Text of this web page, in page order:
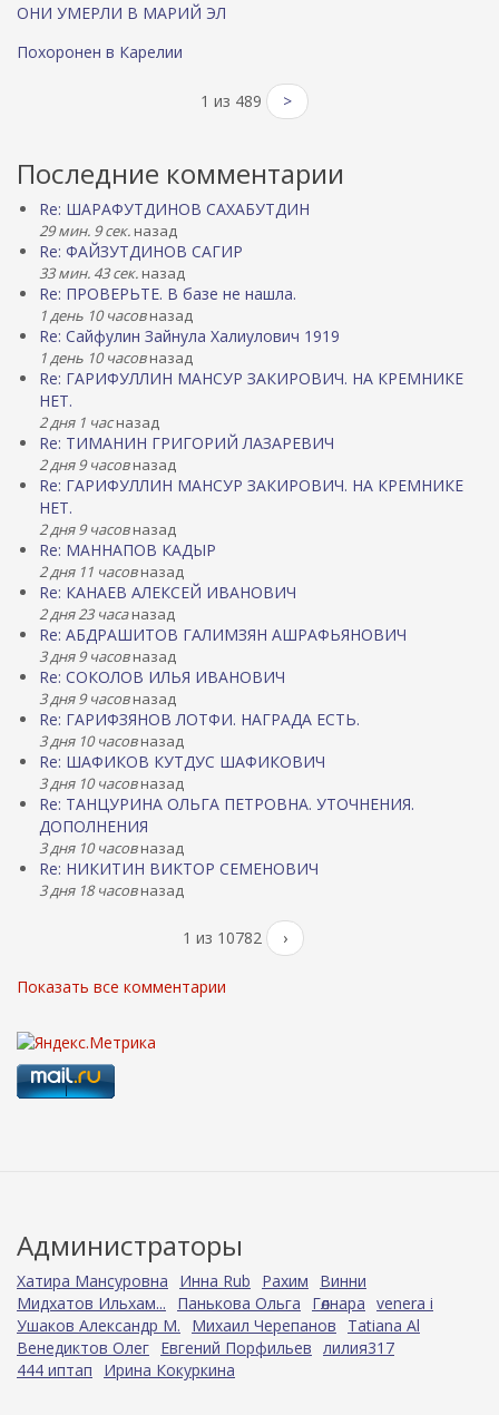
ОНИ УМЕРЛИ В МАРИЙ ЭЛ
Похоронен в Карелии
1 из 489 >
Последние комментарии
Re: ШАРАФУТДИНОВ САХАБУТДИН
29 мин. 9 сек. назад
Re: ФАЙЗУТДИНОВ САГИР
33 мин. 43 сек. назад
Re: ПРОВЕРЬТЕ. В базе не нашла.
1 день 10 часовназад
Re: Сайфулин Зайнула Халиулович 1919
1 день 10 часовназад
Re: ГАРИФУЛЛИН МАНСУР ЗАКИРОВИЧ. НА КРЕМНИКЕ
НЕТ.
2 дня 1 часназад
Re: ТИМАНИН ГРИГОРИЙ ЛАЗАРЕВИЧ
2 дня 9 часовназад
Re: ГАРИФУЛЛИН МАНСУР ЗАКИРОВИЧ. НА КРЕМНИКЕ
НЕТ.
2 дня 9 часовназад
Re: МАННАПОВ КАДЫР
2 дня 11 часовназад
Re: КАНАЕВ АЛЕКСЕЙ ИВАНОВИЧ
2 дня 23 часаназад
Re: АБДРАШИТОВ ГАЛИМЗЯН АШРАФЬЯНОВИЧ
3 дня 9 часовназад
Re: СОКОЛОВ ИЛЬЯ ИВАНОВИЧ
3 дня 9 часовназад
Re: ГАРИФЗЯНОВ ЛОТФИ. НАГРАДА ЕСТЬ.
3 дня 10 часовназад
Re: ШАФИКОВ КУТДУС ШАФИКОВИЧ
3 дня 10 часовназад
Re: ТАНЦУРИНА ОЛЬГА ПЕТРОВНА. УТОЧНЕНИЯ.
ДОПОЛНЕНИЯ
3 дня 10 часовназад
Re: НИКИТИН ВИКТОР СЕМЕНОВИЧ
3 дня 18 часовназад
1 из 10782 ›
Показать все комментарии
Администраторы
Хатира Мансуровна Инна Rub Рахим
Винни
Мидхатов Ильхам...
Панькова Ольга Гөлнара venera i
Ушаков Александр М.
Михаил Черепанов
Tatiana Al
Венедиктов Олег Евгений Порфильев лилия317
444 иптап
Ирина Кокуркина